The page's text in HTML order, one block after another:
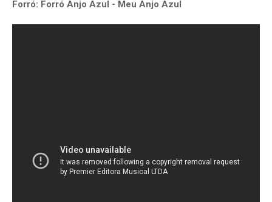
Forró: Forró Anjo Azul - Meu Anjo Azul